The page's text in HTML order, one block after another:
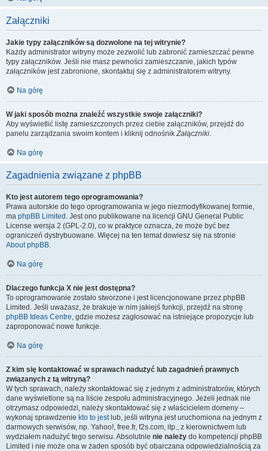
Załączniki
Jakie typy załączników są dozwolone na tej witrynie?
Każdy administrator witryny może zezwolić lub zabronić zamieszczać pewne
typy załączników. Jeśli nie masz pewności zamieszczanie, jakich typów
załączników jest zabronione, skontaktuj się z administratorem witryny.
Na górę
W jaki sposób można znaleźć wszystkie swoje załączniki?
Aby wyświetlić listę zamieszczonych przez ciebie załączników, przejdź do
panelu zarządzania swoim kontem i kliknij odnośnikZałączniki.
Na górę
Zagadnienia związane z phpBB
Kto jest autorem tego oprogramowania?
Prawa autorskie do tego oprogramowania w jego niezmodyfikowanej formie,
ma phpBB Limited . Jest ono publikowane na licencji GNU General Public
License wersja 2 (GPL-2.0), co w praktyce oznacza, że może być bez
ograniczeń dystrybuowane. Więcej na ten temat dowiesz się na stronie
About phpBB.
Na górę
Dlaczego funkcja X nie jest dostępna?
To oprogramowanie zostało stworzone i jest licencjonowane przez phpBB
Limited. Jeśli uważasz, że brakuje w nim jakiejś funkcji, przejdź na stronę
phpBB Ideas Centre, gdzie możesz zagłosować na istniejące propozycje lub
zaproponować nowe funkcje.
Na górę
Z kim się kontaktować w sprawach nadużyć lub zagadnień prawnych
związanych z tą witryną?
W tych sprawach, należy skontaktować się z jednym z administratorów, których
dane wyświetlone są na liście zespołu administracyjnego. Jeżeli jednak nie
otrzymasz odpowiedzi, należy skontaktować się z właścicielem domeny –
wykonaj sprawdzenie kto to jestlub, jeśli witryna jest uruchomiona na jednym z
darmowych serwisów, np. Yahoo!, free.fr, f2s.com, itp., z kierownictwem lub
wydziałem nadużyć tego serwisu. Absolutnie nie należy do kompetencji phpBB
Limited i nie może ona w żaden sposób być obarczana odpowiedzialnością za